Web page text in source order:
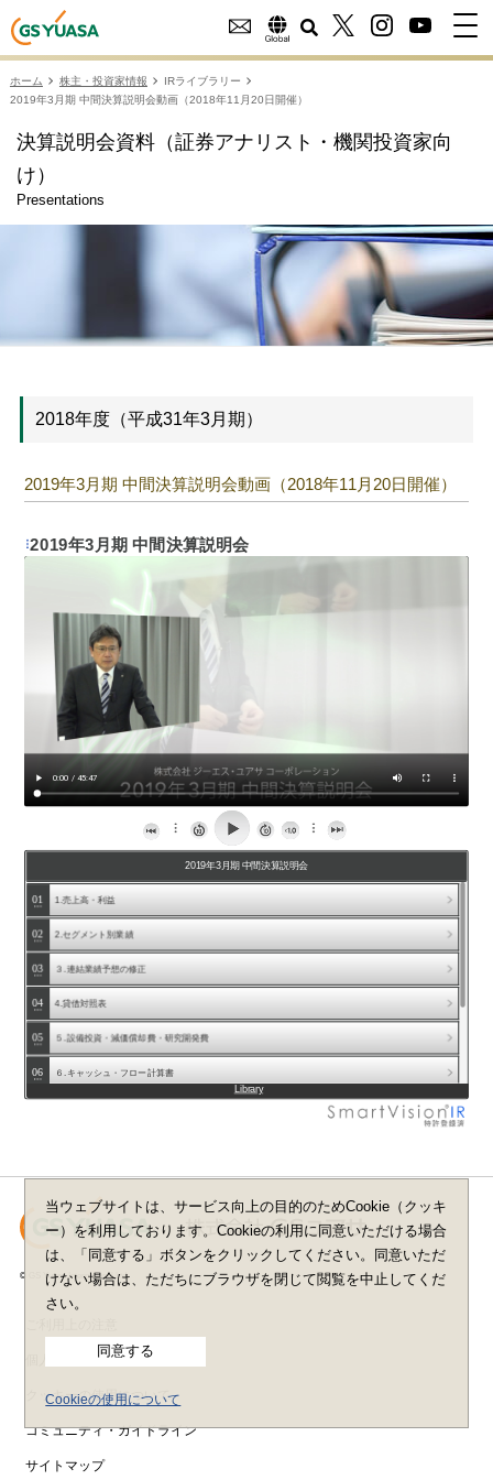
当ウェブサイトは、サービス向上の目的のためCookie（クッキ
ー）を利用しております。Cookieの利用に同意いただける場合
は、「同意する」ボタンをクリックしてください。同意いただ
けない場合は、ただちにブラウザを閉じて閲覧を中止してくだ
さい。
同意する
Cookieの使用について
ホーム 株主・投資家情報
IRライブラリー
2019年3月期 中間決算説明会動画（2018年11月20日開催）
決算説明会資料（証券アナリスト・機関投資家向
け）
Presentations
2018年度（平成31年3月期）
2019年3月期 中間決算説明会動画（2018年11月20日開催）
2019年3月期 中間決算説明会
ARCHIVE
2026年3月期 決算説明会および 長期ビジョン（ V…
2026年3月期 第2四半期 決算説明会
2025年3月期 決算説明会 （第六次中期経営計画ア…
2025年3月期 第2四半期 決算説明会
2024年3月期 決算説明会
2023年3月期 決算説明会
2023年3月期 第2四半期 決算説明会
2020年3月期 第2四半期 決算説明会
2019年3月期 決算および第五次中期経営計画説明会
2019年3月期 中間決算説明会
2018年3月期 決算説明会
Library
2019年3月期 中間決算説明会
01 1.売上高・利益
02 2.セグメント別業績
03 ３.連結業績予想の修正
04 4.貸借対照表
05 ５.設備投資・減価償却費・研究開発費
06 ６.キャッシュ・フロー計算書
09 質疑応答3
© GS Yuasa International Ltd.
個人情報保護に関して
クッキーの使用について
コミュニティ・ガイドライン
サイトマップ